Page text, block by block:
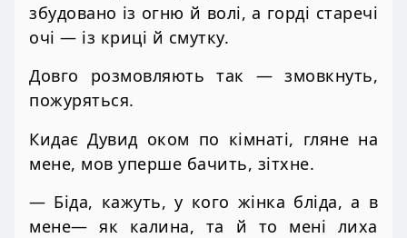
збудовано із огню й волі, а горді старечі
очі — із криці й смутку.
Довго розмовляють так — змовкнуть,
пожуряться.
Кидає Дувид оком по кімнаті, гляне на
мене, мов уперше бачить, зітхне.
— Біда, кажуть, у кого жінка бліда, а в
мене— як калина, та й то мені лиха